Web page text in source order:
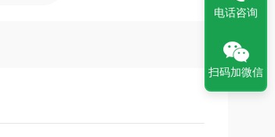
电话咨询
扫码加微信